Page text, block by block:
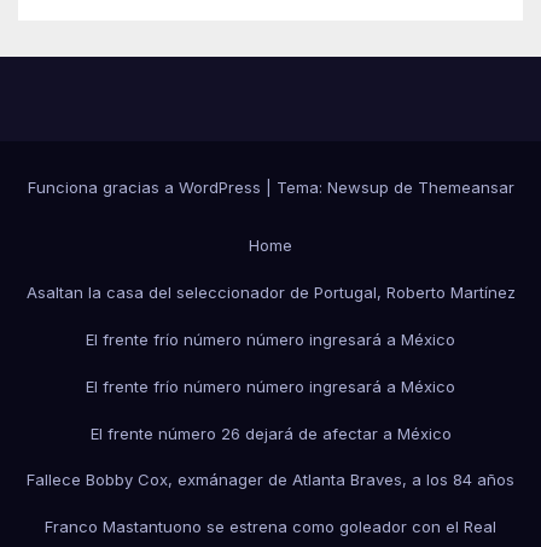
Funciona gracias a WordPress Tema: Newsup de Themeansar
Home
Asaltan la casa del seleccionador de Portugal, Roberto Martínez
El frente frío número número ingresará a México
El frente frío número número ingresará a México
El frente número 26 dejará de afectar a México
Fallece Bobby Cox, exmánager de Atlanta Braves, a los 84 años
Franco Mastantuono se estrena como goleador con el Real